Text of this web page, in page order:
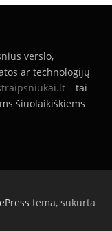
verslo,
ar technologijų
– tai
šiuolaikiškiems
tema, sukurta